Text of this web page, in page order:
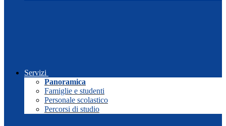
Servizi
Panoramica
Famiglie e studenti
Personale scolastico
Percorsi di studio